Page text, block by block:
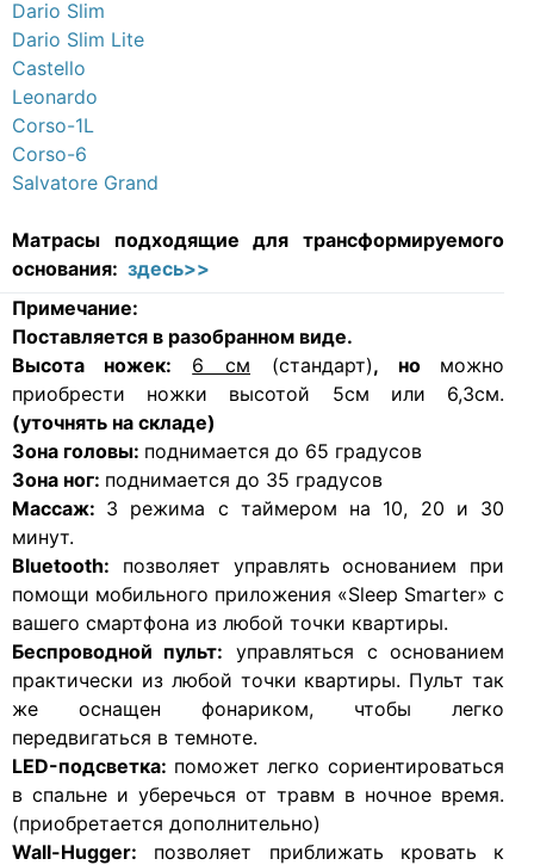
Dario Slim
Dario Slim Lite
Castello
Leonardo
Corso-1L
Corso-6
Salvatore Grand
Матрасы подходящие длятрансформируемого
основания: здесь>>
Примечание:
Поставляется в разобранном виде.
Высота ножек: 6 см (стандарт), но можно
приобрести ножки высотой 5см или 6,3см.
(уточнять на складе)
Зона головы: поднимается до 65 градусов
Зона ног: поднимается до 35 градусов
Массаж: 3 режима с таймером на 10, 20 и 30
минут.
Bluetooth: позволяет управлять основанием при
помощи мобильного приложения «Sleep Smarter» с
вашего смартфона из любой точки квартиры.
Беспроводной пульт: управляться с основанием
практически из любой точки квартиры. Пульт так
же оснащен фонариком, чтобы легко
передвигаться в темноте.
LED-подсветка: поможет легко сориентироваться
в спальне и уберечься от травм в ночное время.
(приобретается дополнительно)
Wall-Hugger: позволяет приближать кровать к